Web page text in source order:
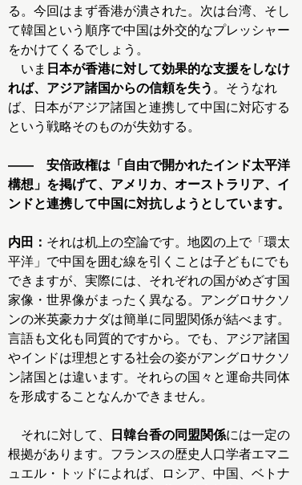
る。今回はまず香港が潰された。次は台湾、そし
て韓国という順序で中国は外交的なプレッシャー
をかけてくるでしょう。
いま 日本が香港に対して効果的な支援をしなけ
れば、アジア諸国からの信頼を失う 。そうなれ
ば、日本がアジア諸国と連携して中国に対応する
という戦略そのものが失効する。
―― 安倍政権は「自由で開かれたインド太平洋
構想」を掲げて、アメリカ、オーストラリア、イ
ンドと連携して中国に対抗しようとしています。
内田： それは机上の空論です。地図の上で「環太
平洋」で中国を囲む線を引くことは子どもにでも
できますが、実際には、それぞれの国がめざす国
家像・世界像がまったく異なる。アングロサクソ
ンの米英豪カナダは簡単に同盟関係が結べます。
言語も文化も同質的ですから。でも、アジア諸国
やインドは理想とする社会の姿がアングロサクソ
ン諸国とは違います。それらの国々と運命共同体
を形成することなんかできません。
それに対して、 日韓台香の同盟関係には一定の
根拠があります。フランスの歴史人口学者エマニ
ュエル・トッドによれば、ロシア、中国、ベトナ